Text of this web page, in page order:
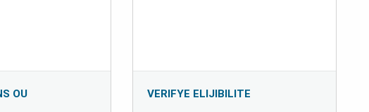
OU VERIFYE ELIJIBILITE